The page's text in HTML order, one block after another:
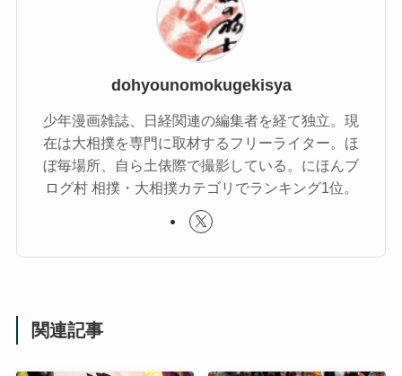
dohyounomokugekisya
少年漫画雑誌、日経関連の編集者を経て独立。現
在は大相撲を専門に取材するフリーライター。ほ
ぼ毎場所、自ら土俵際で撮影している。にほんブ
ログ村 相撲・大相撲カテゴリでランキング1位。
関連記事